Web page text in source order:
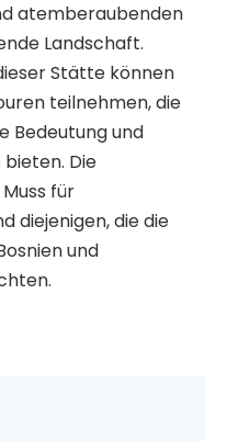
atemberaubenden
Landschaft.
Stätte können
teilnehmen, die
Bedeutung und
Die
für
diejenigen, die die
und